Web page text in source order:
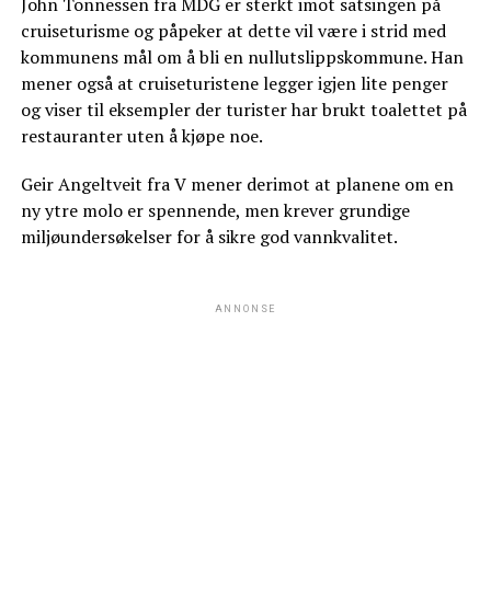
cruiseturisme og påpeker at dette vil være i strid med
kommunens mål om å bli en nullutslippskommune. Han
mener også at cruiseturistene legger igjen lite penger
og viser til eksempler der turister har brukt toalettet på
restauranter uten å kjøpe noe.
Geir Angeltveit fra V mener derimot at planene om en
ny ytre molo er spennende, men krever grundige
miljøundersøkelser for å sikre god vannkvalitet.
ANNONSE